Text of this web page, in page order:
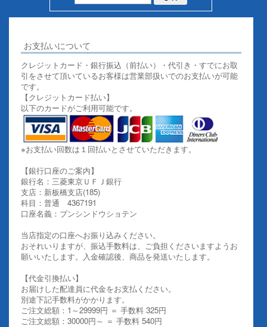
お支払いについて
クレジットカード・銀行振込（前払い）・代引き・すでにお取
引をさせて頂いているお客様は営業部扱いでのお支払いが可能
です。
【クレジットカード払い】
以下のカードがご利用可能です。
※お支払い回数は１回払いとさせていただきます。
【銀行口座のご案内】
銀行名：三菱東京ＵＦＪ銀行
支店：新板橋支店(185)
科目：普通 4367191
口座名義：ブンシンドウショテン
当店指定の口座へお振り込みください。
おそれいりますが、振込手数料は、ご負担くださいますようお
願いいたします。入金確認後、商品を発送いたします。
【代金引換払い】
お届けした配達員に代金をお支払ください。
別途下記手数料がかかります。
ご注文総額：1～29999円 ＝ 手数料 325円
ご注文総額：30000円～ ＝ 手数料 540円